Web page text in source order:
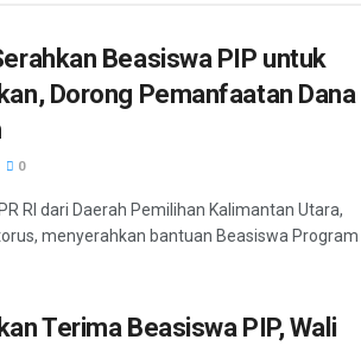
Beasiswa PIP untuk
Dorong Pemanfaatan Dana
0
RI dari Daerah Pemilihan Kalimantan Utara,
menyerahkan bantuan Beasiswa Program
Terima Beasiswa PIP, Wali